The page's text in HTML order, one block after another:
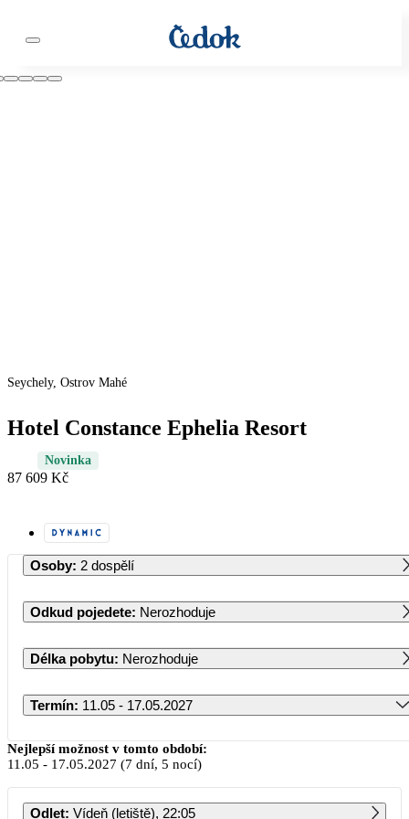
Seychely, Ostrov Mahé
Hotel Constance Ephelia Resort
Novinka
87 609 Kč
Osoby: 2 dospělí
Odkud pojedete: Nerozhoduje
Délka pobytu: Nerozhoduje
Termín: 11.05 - 17.05.2027
Květen 2027
PO ÚT ST ČT PÁ SO NE
Nejlepší možnost v tomto období:
11.05 - 17.05.2027 (7 dní, 5 nocí)
Odlet: Vídeň (letiště), 22:05